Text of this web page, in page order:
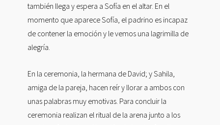
también llega y espera a Sofía en el altar. En el
momento que aparece Sofía, el padrino es incapaz
de contener la emoción y le vemos una lagrimilla de
alegría.
En la ceremonia, la hermana de David; y Sahila,
amiga de la pareja, hacen reír y llorar a ambos con
unas palabras muy emotivas. Para concluir la
ceremonia realizan el ritual de la arena junto a los